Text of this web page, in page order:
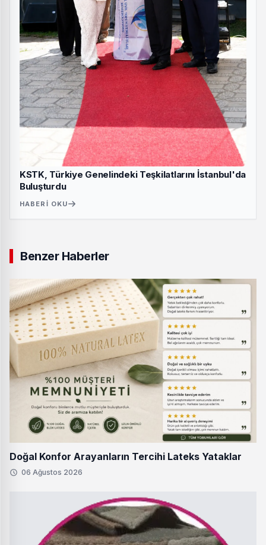
KSTK, Türkiye Genelindeki Teşkilatlarını İstanbul'da
Buluşturdu
HABERI OKU
Benzer Haberler
Doğal Konfor Arayanların Tercihi Lateks Yataklar
06 Ağustos 2026